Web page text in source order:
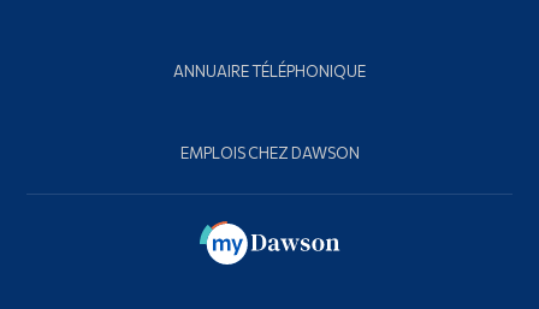
ANNUAIRE TÉLÉPHONIQUE
EMPLOIS CHEZ DAWSON